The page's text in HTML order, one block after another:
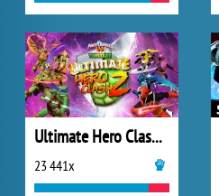
Ultimate Hero Clash 2
23 441x